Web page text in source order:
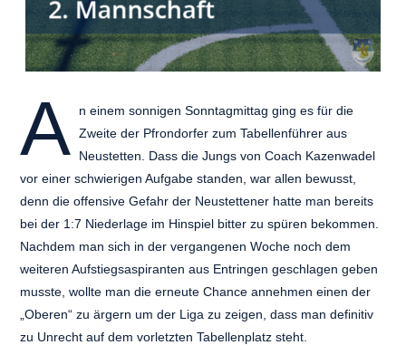
A
n einem sonnigen Sonntagmittag ging es für die
Zweite der Pfrondorfer zum Tabellenführer aus
Neustetten. Dass die Jungs von Coach Kazenwadel
vor einer schwierigen Aufgabe standen, war allen bewusst,
denn die offensive Gefahr der Neustettener hatte man bereits
bei der 1:7 Niederlage im Hinspiel bitter zu spüren bekommen.
Nachdem man sich in der vergangenen Woche noch dem
weiteren Aufstiegsaspiranten aus Entringen geschlagen geben
musste, wollte man die erneute Chance annehmen einen der
„Oberen“ zu ärgern um der Liga zu zeigen, dass man definitiv
zu Unrecht auf dem vorletzten Tabellenplatz steht.